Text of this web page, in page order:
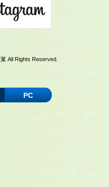
All Rights Reserved.
PC